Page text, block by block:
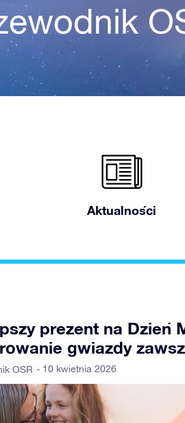
Aktualności
prezent na Dzień
gwiazdy
OSR - 10 kwietnia 2026